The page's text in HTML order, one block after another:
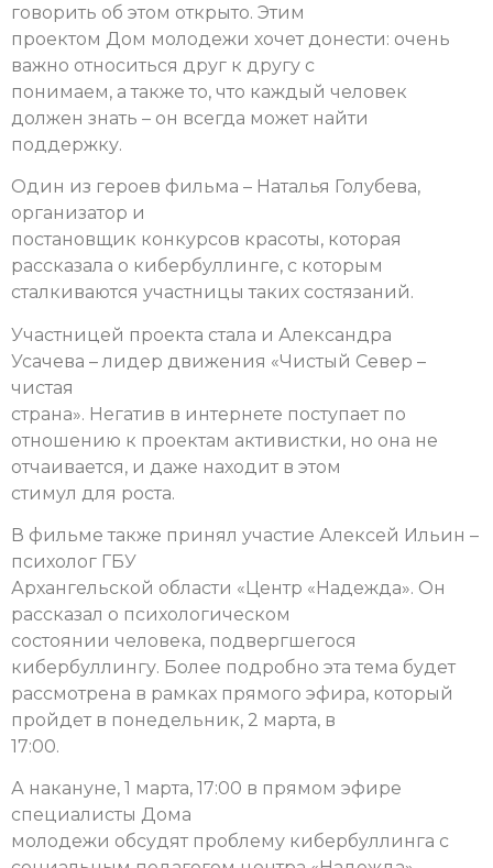
говорить об этом открыто. Этим
проектом Дом молодежи хочет донести: очень
важно относиться друг к другу с
понимаем, а также то, что каждый человек
должен знать – он всегда может найти
поддержку.
Один из героев фильма – Наталья Голубева,
организатор и
постановщик конкурсов красоты, которая
рассказала о кибербуллинге, с которым
сталкиваются участницы таких состязаний.
Участницей проекта стала и Александра
Усачева – лидер движения «Чистый Север –
чистая
страна». Негатив в интернете поступает по
отношению к проектам активистки, но она не
отчаивается, и даже находит в этом
стимул для роста.
В фильме также принял участие Алексей Ильин –
психолог ГБУ
Архангельской области «Центр «Надежда». Он
рассказал о психологическом
состоянии человека, подвергшегося
кибербуллингу. Более подробно эта тема будет
рассмотрена в рамках прямого эфира, который
пройдет в понедельник, 2 марта, в
17:00.
А накануне, 1 марта, 17:00 в прямом эфире
специалисты Дома
молодежи обсудят проблему кибербуллинга с